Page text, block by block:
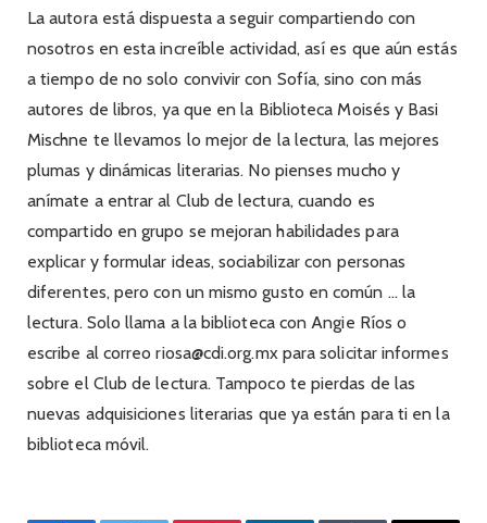
La autora está dispuesta a seguir compartiendo con
nosotros en esta increíble actividad, así es que aún estás
a tiempo de no solo convivir con Sofía, sino con más
autores de libros, ya que en la Biblioteca Moisés y Basi
Mischne te llevamos lo mejor de la lectura, las mejores
plumas y dinámicas literarias. No pienses mucho y
anímate a entrar al Club de lectura, cuando es
compartido en grupo se mejoran habilidades para
explicar y formular ideas, sociabilizar con personas
diferentes, pero con un mismo gusto en común … la
lectura. Solo llama a la biblioteca con Angie Ríos o
escribe al correo riosa@cdi.org.mx para solicitar informes
sobre el Club de lectura. Tampoco te pierdas de las
nuevas adquisiciones literarias que ya están para ti en la
biblioteca móvil.